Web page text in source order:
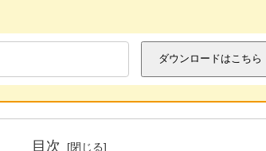
ダウンロードはこちら
目次